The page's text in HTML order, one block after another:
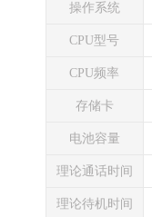
操作系统
CPU型号
CPU频率
存储卡
电池容量
理论通话时间
理论待机时间